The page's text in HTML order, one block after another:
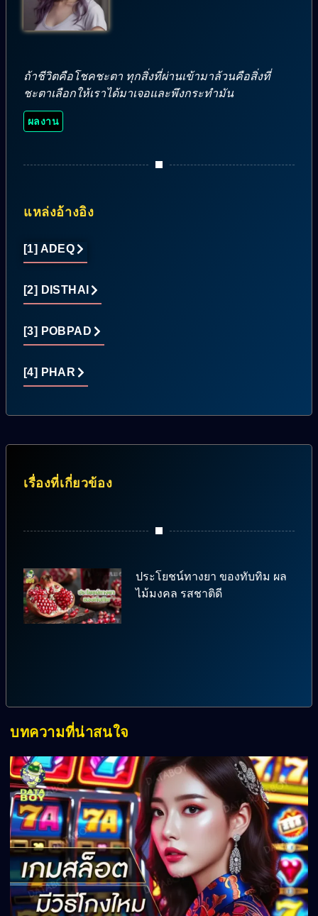
ถ้าชีวิตคือโชคชะตา ทุกสิ่งที่ผ่านเข้ามาล้วนคือสิ่งที่
ชะตาเลือกให้เราได้มาเจอและพึงกระทำมัน
ผลงาน
แหล่งอ้างอิง
[1] ADEQ
[2] DISTHAI
[3] POBPAD
[4] PHAR
เรื่องที่เกี่ยวข้อง
ประโยชน์ทางยา ของทับทิม ผล
ไม้มงคล รสชาติดี
บทความที่น่าสนใจ